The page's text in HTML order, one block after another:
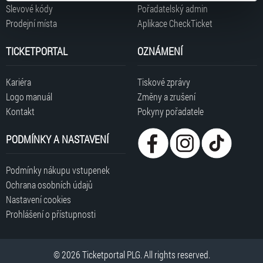
typy cookies používáme, naleznete níže. Možnosti
zpracování upravíte zaškrtnutím příslušné varianty. Svoji
„Cookies a jejich nastavení“.
Slevové kódy
Prodejní místa
Pořadatelský admin
Aplikace CheckTicket
TICKETPORTAL
Kariéra
Logo manuál
Kontakt
OZNÁMENÍ
Tiskové zprávy
Změny a zrušení
Pokyny pořadatele
PODMÍNKY A NASTAVENÍ
Podmínky nákupu vstupenek
Ochrana osobních údajů
Nastavení cookies
Prohlášení o přístupnosti
© 2026 Ticketportal PLG. All rights reserved.